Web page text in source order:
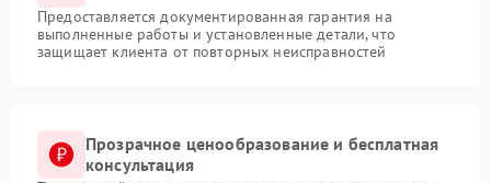
Предоставляется документированная гарантия на
выполненные работы и установленные детали, что
защищает клиента от повторных неисправностей
Прозрачное ценообразование и бесплатная
консультация